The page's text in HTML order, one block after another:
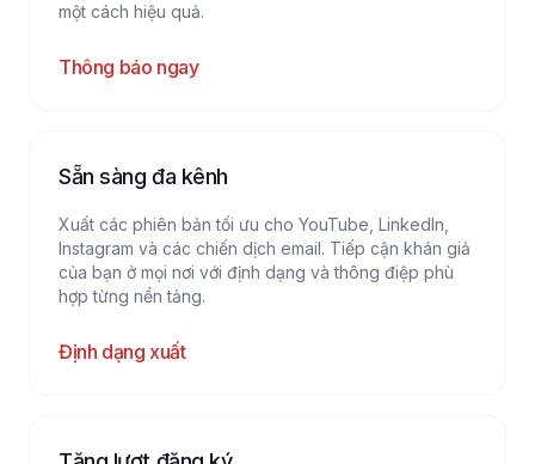
một cách hiệu quả.
Thông báo ngay
Sẵn sàng đa kênh
Xuất các phiên bản tối ưu cho YouTube, LinkedIn,
Instagram và các chiến dịch email. Tiếp cận khán giả
của bạn ở mọi nơi với định dạng và thông điệp phù
hợp từng nền tảng.
Định dạng xuất